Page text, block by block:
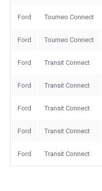
Ford Tourneo Connect
Ford Tourneo Connect
Ford Transit Connect
Ford Transit Connect
Ford Transit Connect
Ford Transit Connect
Ford Transit Connect